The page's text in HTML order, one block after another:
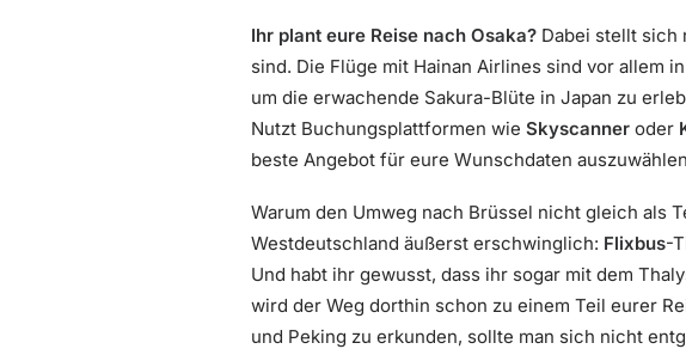
Ihr plant eure Reise nach Osaka? Dabei stellt sich
sind. Die Flüge mit Hainan Airlines sind vor allem
um die erwachende Sakura-Blüte in Japan zu
Nutzt Buchungsplattformen wie Skyscanner oder
beste Angebot für eure Wunschdaten
Warum den Umweg nach Brüssel nicht gleich als
Westdeutschland äußerst erschwinglich: Flixbus-
Und habt ihr gewusst, dass ihr sogar mit dem
wird der Weg dorthin schon zu einem Teil eurer
und Peking zu erkunden, sollte man sich nicht